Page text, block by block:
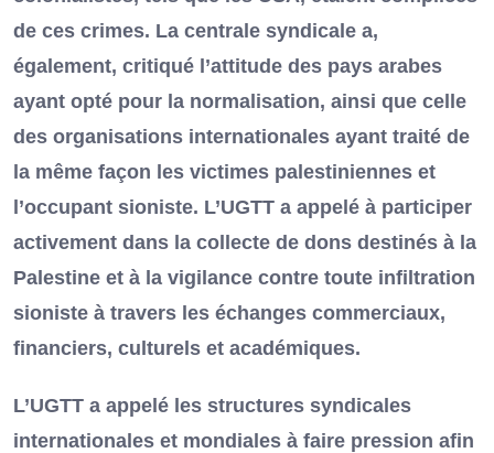
de ces crimes. La centrale syndicale a,
également, critiqué l’attitude des pays arabes
ayant opté pour la normalisation, ainsi que celle
des organisations internationales ayant traité de
la même façon les victimes palestiniennes et
l’occupant sioniste. L’UGTT a appelé à participer
activement dans la collecte de dons destinés à la
Palestine et à la vigilance contre toute infiltration
sioniste à travers les échanges commerciaux,
financiers, culturels et académiques.
L’UGTT a appelé les structures syndicales
internationales et mondiales à faire pression afin